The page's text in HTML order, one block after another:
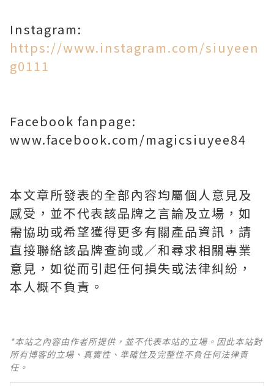
Instagram:
https://www.instagram.com/siuyeen
g0111
Facebook fanpage:
www.facebook.com/magicsiuyee84
本文章所發表的全部內容均屬個人意見及
感受，並不代表該品牌之言論及立場，如
需協助或希望獲得更多有關產品資訊，請
直接聯絡該品牌查詢或∕和尋求相關專業
意見，如從而引起任何損失或法律糾紛，
本人概不負責。
*本站之內容由作者所提供，並不代表本站的立場。因此本站對
所有博客的立場、真實性、準確性及完整性不負任何法律責
任。